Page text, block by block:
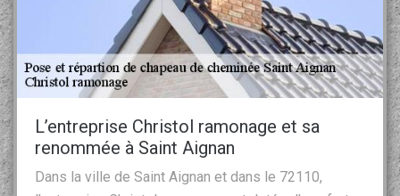
L’entreprise Christol ramonage et sa
renommée à Saint Aignan
Dans la ville de Saint Aignan et dans le 72110,